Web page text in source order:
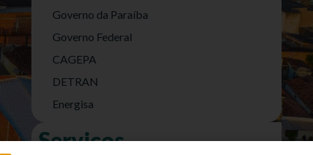
Governo da Paraíba
Governo Federal
CAGEPA
DETRAN
Energisa
Serviços